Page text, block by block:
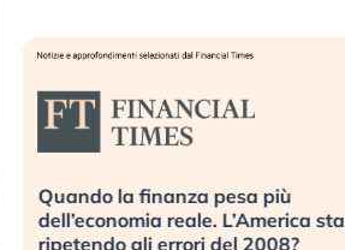
Quando la finanza pesa più
dell’economia reale. L’America sta
ripetendo gli errori del 2008?